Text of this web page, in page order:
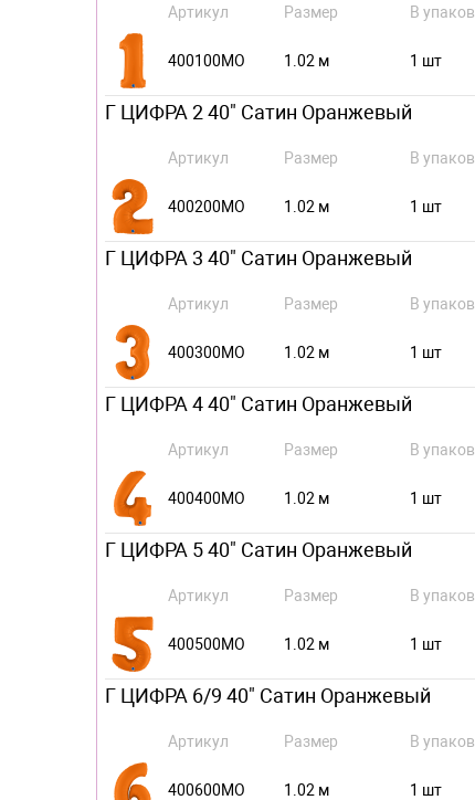
Артикул Размер В
400100MO 1.02 м 1 шт
Г ЦИФРА 2 40" Сатин Оранжевый
Артикул Размер В
400200MO 1.02 м 1 шт
Г ЦИФРА 3 40" Сатин Оранжевый
Артикул Размер В
400300MO 1.02 м 1 шт
Г ЦИФРА 4 40" Сатин Оранжевый
Артикул Размер В
400400MO 1.02 м 1 шт
Г ЦИФРА 5 40" Сатин Оранжевый
Артикул Размер В
400500MO 1.02 м 1 шт
Г ЦИФРА 6/9 40" Сатин Оранжевый
Артикул Размер В
400600MO 1.02 м 1 шт